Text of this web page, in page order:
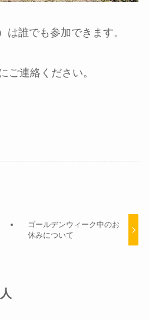
は誰でも参加できます。
ご連絡ください。
ゴールデンウィーク中のお
休みについて